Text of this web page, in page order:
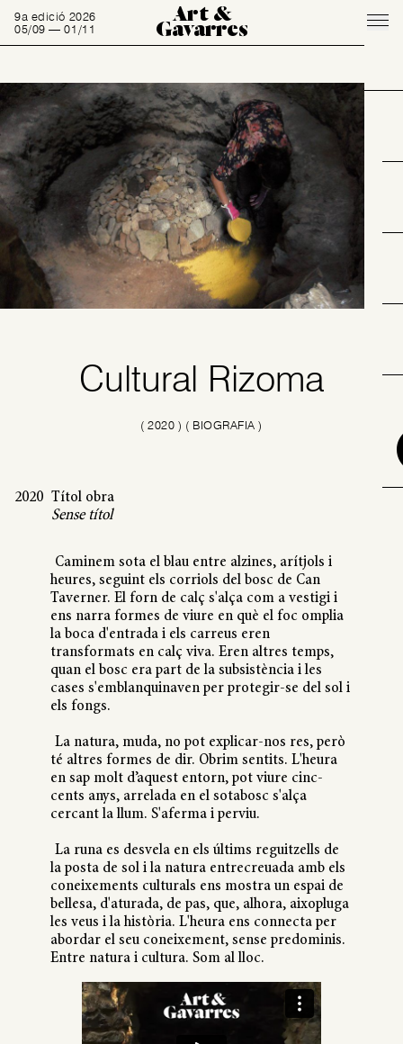
9a edició 2026
05/09 — 01/11
Art &
Gavarres
Cultural Rizoma
(2020 ) ( BIOGRAFIA )
2020 Títol obra
Sense títol
Caminem sota el blau entre alzines, arítjols i
heures, seguint els corriols del bosc de Can
Taverner. El forn de calç s'alça com a vestigi i
ens narra formes de viure en què el foc omplia
la boca d'entrada i els carreus eren
transformats en calç viva. Eren altres temps,
quan el bosc era part de la subsistència i les
cases s'emblanquinaven per protegir-se del sol i
els fongs.
La natura, muda, no pot explicar-nos res, però
té altres formes de dir. Obrim sentits. L'heura
en sap molt d’aquest entorn, pot viure cinc-
cents anys, arrelada en el sotabosc s'alça
cercant la llum. S'aferma i perviu.
La runa es desvela en els últims reguitzells de
la posta de sol i la natura entrecreuada amb els
coneixements culturals ens mostra un espai de
bellesa, d'aturada, de pas, que, alhora, aixopluga
les veus i la història. L'heura ens connecta per
abordar el seu coneixement, sense predominis.
Entre natura i cultura. Som al lloc.